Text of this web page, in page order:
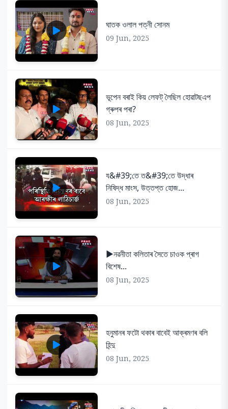
ঘাতক ওলাল পত্নী সোনম
09 Jun, 2025
ভূপেন বৰাই কিয় লেফট্ লৈছিল হোৱাটছএপ
গ্ৰুপৰ পৰা?
08 Jun, 2025
য&#39;তে ত&#39;তে উদ্ধাৰ
নিষিদ্ধ মাংস, উত্তপ্ত হোজ...
08 Jun, 2025
▶️নৱনীতা কলিতাৰ সৈতে চাওক প্ৰাগ
বিশেষ...
08 Jun, 2025
হনুমানৰ ফটো থকাৰ বাবেই আক্ৰমণৰ বলি
হিন্দু
08 Jun, 2025